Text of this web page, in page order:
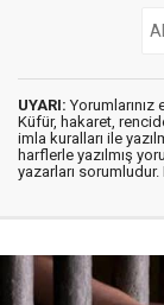
UYARI: Yorumlarınız
Küfür, hakaret,
imla kuralları ile
harflerle yazılmış
yazarları